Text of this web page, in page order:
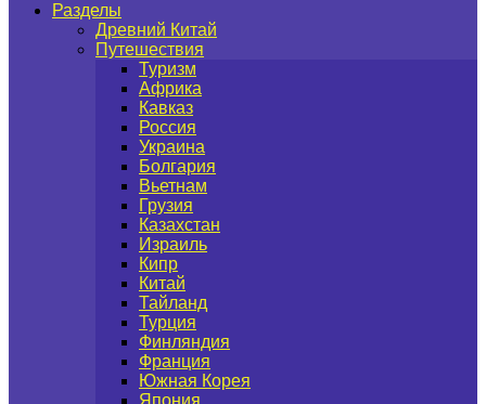
Разделы
Древний Китай
Путешествия
Туризм
Африка
Кавказ
Россия
Украина
Болгария
Вьетнам
Грузия
Казахстан
Израиль
Кипр
Китай
Тайланд
Турция
Финляндия
Франция
Южная Корея
Япония